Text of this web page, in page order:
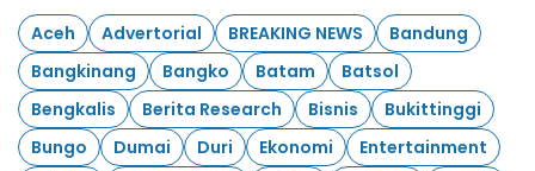
Aceh Advertorial BREAKING NEWS
Bandung
Bangkinang
Bangko Batam
Batsol
Bengkalis
Berita Research Bisnis
Bukittinggi
Bungo
Dumai Duri Ekonomi
Entertainment